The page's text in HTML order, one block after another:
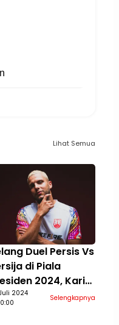
Lihat Semua
Duel Persis Vs
di Piala
2024, Karim
Berusaha
2024
Selengkapnya